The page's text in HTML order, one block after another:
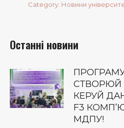
Category: Новини
Останні новини
СТВОРЮЙ
КЕРУЙ
F3
МДПУ!